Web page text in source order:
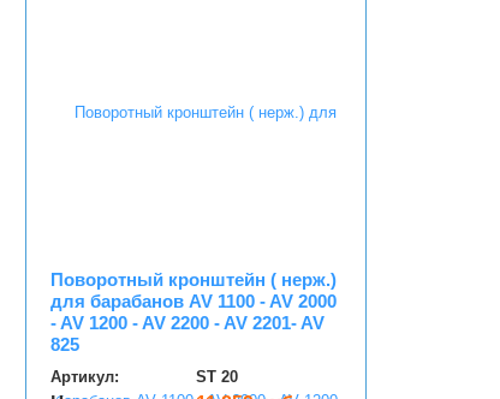
Поворотный кронштейн ( нерж.)
для барабанов AV 1100 - AV 2000
- AV 1200 - AV 2200 - AV 2201- AV
825
Артикул: ST 20